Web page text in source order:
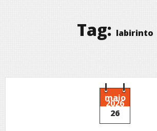
Tag: labirinto
maio
2026
26